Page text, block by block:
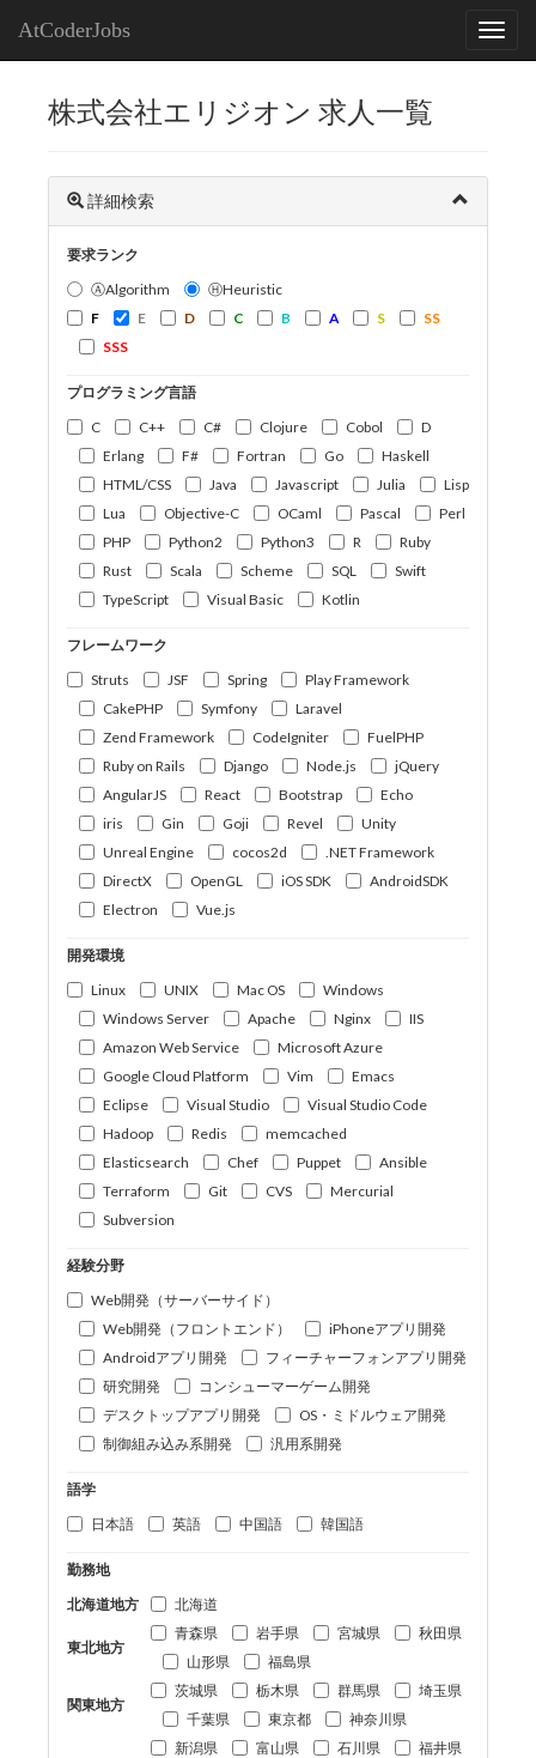
AtCoderJobs
株式会社エリジオン 求人一覧
詳細検索
要求ランク
ⒶAlgorithm
ⒽHeuristic
F
E D C B A S
SS
SSS
プログラミング言語
C
C++ C# Clojure Cobol
D
Erlang
F# Fortran Go
Haskell
HTML/CSS
Java Javascript Julia
Lisp
Lua
Objective-C OCaml Pascal
Perl
PHP
Python2 Python3 R
Ruby
Rust
Scala Scheme SQL
Swift
TypeScript
Visual Basic Kotlin
フレームワーク
Struts
JSF Spring
Play Framework
CakePHP
Symfony
Laravel
Zend Framework
CodeIgniter
FuelPHP
Ruby on Rails
Django Node.js
jQuery
AngularJS
React Bootstrap
Echo
iris
Gin Goji Revel
Unity
Unreal Engine
cocos2d
.NET Framework
DirectX
OpenGL iOS SDK
AndroidSDK
Electron
Vue.js
開発環境
Linux
UNIX Mac OS
Windows
Windows Server
Apache Nginx
IIS
Amazon Web Service
Microsoft Azure
Google Cloud Platform
Vim
Emacs
Eclipse
Visual Studio
Visual Studio Code
Hadoop
Redis
memcached
Elasticsearch
Chef Puppet
Ansible
Terraform
Git CVS
Mercurial
Subversion
経験分野
Web開発（サーバーサイド）
Web開発（フロントエンド）
iPhoneアプリ開発
Androidアプリ開発
フィーチャーフォンアプリ開発
研究開発
コンシューマーゲーム開発
デスクトップアプリ開発
OS・ミドルウェア開発
制御組み込み系開発
汎用系開発
語学
日本語
英語 中国語 韓国語
勤務地
北海道地方
北海道
東北地方
青森県 岩手県 宮城県
秋田県
山形県
福島県
関東地方
茨城県 栃木県 群馬県
埼玉県
千葉県
東京都 神奈川県
新潟県 富山県 石川県
福井県